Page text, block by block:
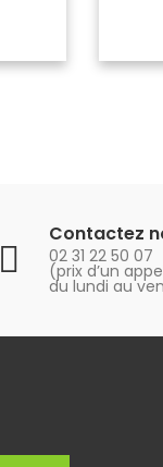
Contactez
02 31 22 50 07
(prix d’un
du lundi au